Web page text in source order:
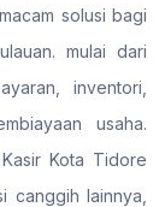
solusi bagi
mulai dari
inventori,
usaha.
Kota Tidore
canggih lainnya,